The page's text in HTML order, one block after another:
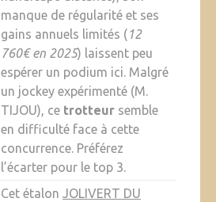
manque de régularité et ses
gains annuels limités (12
760€ en 2025) laissent peu
espérer un podium ici. Malgré
un jockey expérimenté (M.
TIJOU), ce trotteursemble
en difficulté face à cette
concurrence. Préférez
l’écarter pour le top 3.
Cet étalon JOLIVERT DU